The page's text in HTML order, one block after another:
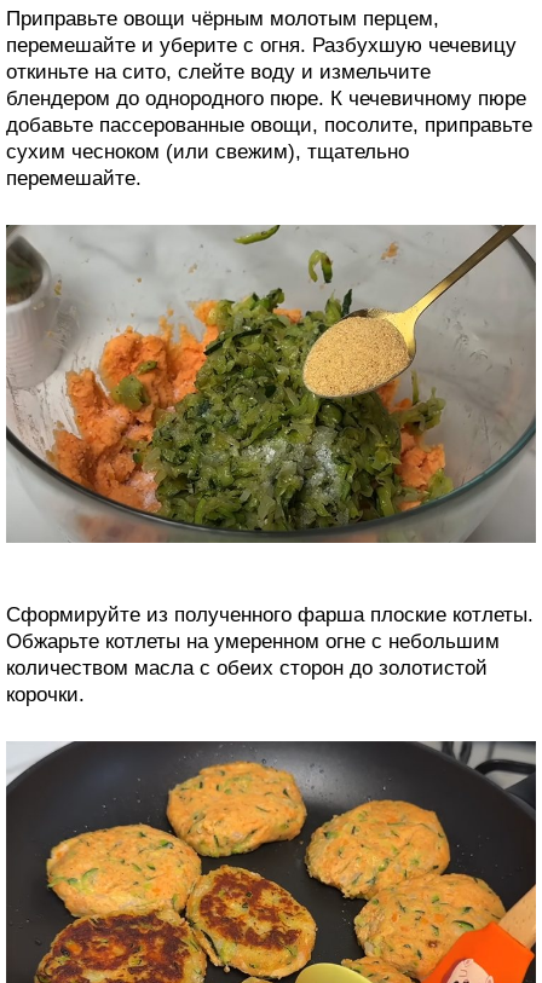
Приправьте овощи чёрным молотым перцем,
перемешайте и уберите с огня. Разбухшую чечевицу
откиньте на сито, слейте воду и измельчите
блендером до однородного пюре. К чечевичному пюре
добавьте пассерованные овощи, посолите, приправьте
сухим чесноком (или свежим), тщательно
перемешайте.
Сформируйте из полученного фарша плоские котлеты.
Обжарьте котлеты на умеренном огне с небольшим
количеством масла с обеих сторон до золотистой
корочки.